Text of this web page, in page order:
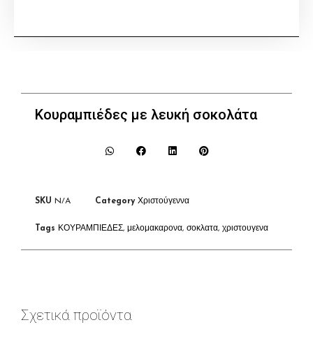
Κουραμπιέδες με λευκή σοκολάτα
SKU N/A Category Χριστούγεννα
Tags ΚΟΥΡΑΜΠΙΕΔΕΣ, μελομακαρονα, σοκλατα, χριστουγενα
Σχετικά προϊόντα